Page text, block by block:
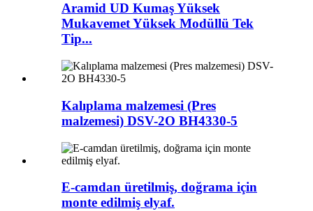
Aramid UD Kumaş Yüksek
Mukavemet Yüksek Modüllü Tek
Tip...
Kalıplama malzemesi (Pres
malzemesi) DSV-2O BH4330-5
E-camdan üretilmiş, doğrama için
monte edilmiş elyaf.